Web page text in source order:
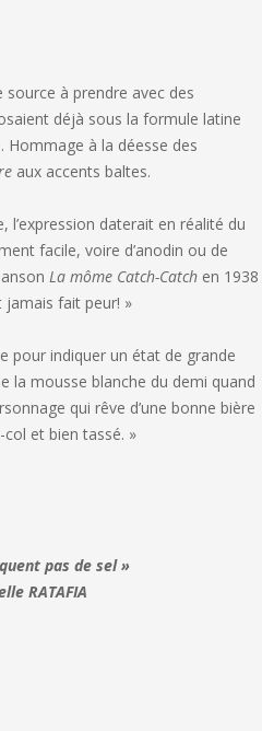
à prendre avec des
déjà sous la formule latine
à la déesse des
aux accents baltes.
l’expression daterait en réalité du
facile, voire d’anodin ou de
La môme Catch-Catch en 1938
jamais fait peur! »
pour indiquer un état de grande
la mousse blanche du demi quand
qui rêve d’une bonne bière
col et bien tassé. »
pas de sel »
RATAFIA